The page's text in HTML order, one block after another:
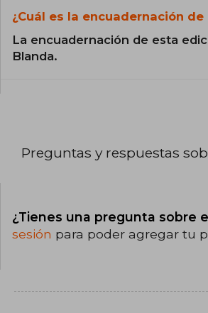
¿Cuál es la encuadernación
La encuadernación de esta
Blanda.
Preguntas y respuestas
¿Tienes una pregunta sobre
sesión para poder agregar tu